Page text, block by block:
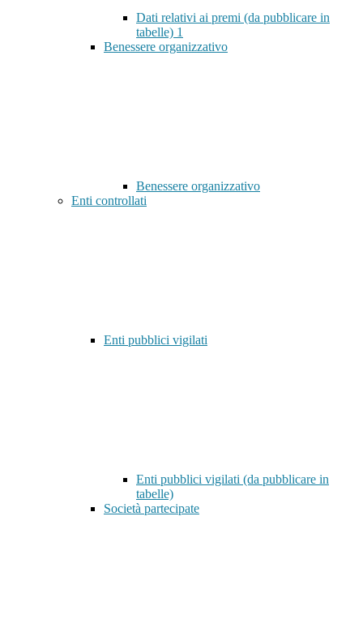
Dati relativi ai premi (da pubblicare in
tabelle) 1
Benessere organizzativo
Benessere organizzativo
Enti controllati
Enti pubblici vigilati
Enti pubblici vigilati (da pubblicare in
tabelle)
Società partecipate